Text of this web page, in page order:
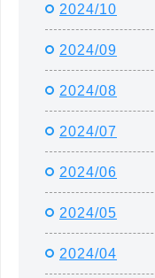
2024/10
2024/09
2024/08
2024/07
2024/06
2024/05
2024/04